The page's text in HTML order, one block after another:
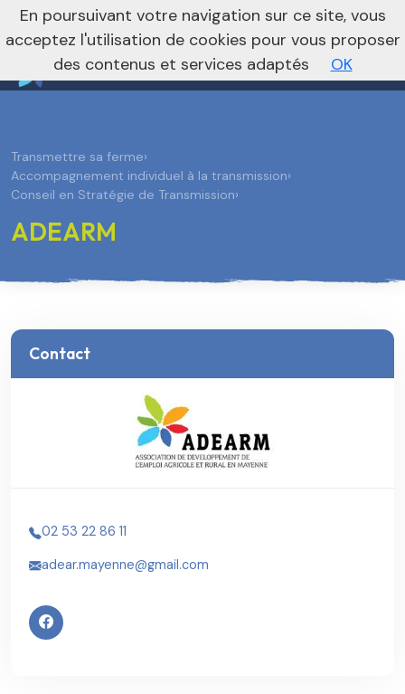
Vers le site national
nivo_2026: 1
Transmettre sa ferme›
Accompagnement individuel à la transmission›
Conseil en Stratégie de Transmission›
ADEARM
Contact
02 53 22 86 11
adear.mayenne@gmail.com
En poursuivant votre navigation sur ce site, vous
acceptez l'utilisation de cookies pour vous proposer
des contenus et services adaptés
OK